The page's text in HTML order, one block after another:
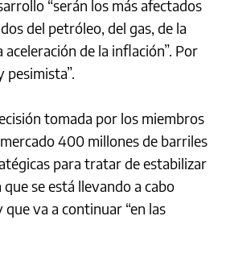
“serán los más afectados
del petróleo, del gas, de la
de la inflación”. Por
pesimista”.
tomada por los miembros
400 millones de barriles
para tratar de estabilizar
se está llevando a cabo
va a continuar “en las